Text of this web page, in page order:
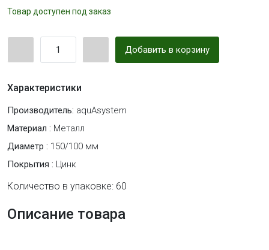
Товар доступен под заказ
Добавить в корзину
Характеристики
Производитель: aquAsystem
Материал : Металл
Диаметр : 150/100 мм
Покрытия : Цинк
Количество в упаковке: 60
Описание товара